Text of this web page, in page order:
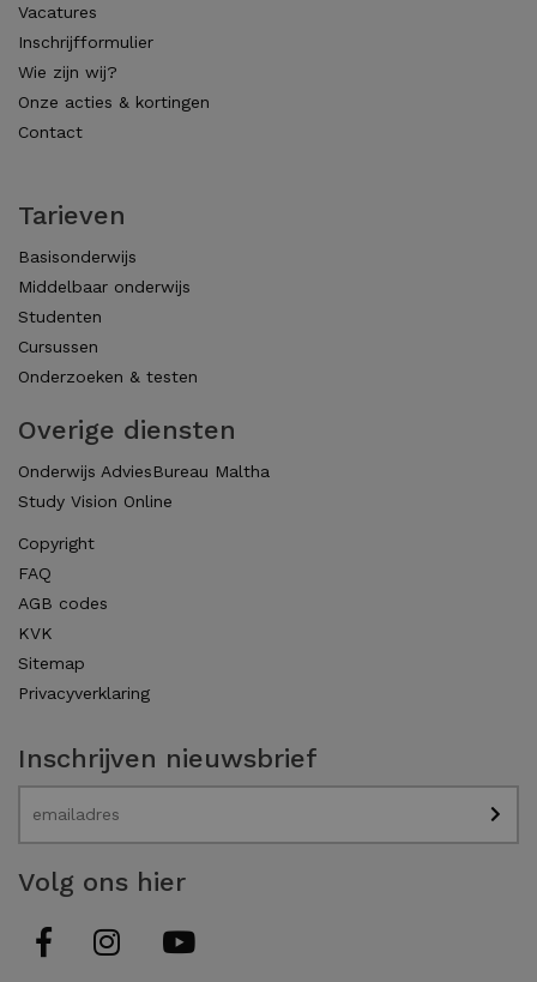
Vacatures
Inschrijfformulier
Wie zijn wij?
Onze acties & kortingen
Contact
Tarieven
Basisonderwijs
Middelbaar onderwijs
Studenten
Cursussen
Onderzoeken & testen
Overige diensten
Onderwijs AdviesBureau Maltha
Study Vision Online
Copyright
FAQ
AGB codes
KVK
Sitemap
Privacyverklaring
Inschrijven nieuwsbrief
Volg ons hier